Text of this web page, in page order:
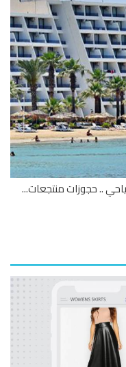
حجوزات منتجعات...